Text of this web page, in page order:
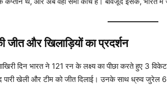
जीत और खिलाड़ियों का प्रदर्शन
दिन भारत ने 121 रन के लक्ष्य का पीछा करते हुए 3
पारी खेली और टीम को जीत दिलाई। उनके साथ ध्रुव जुरेल 6